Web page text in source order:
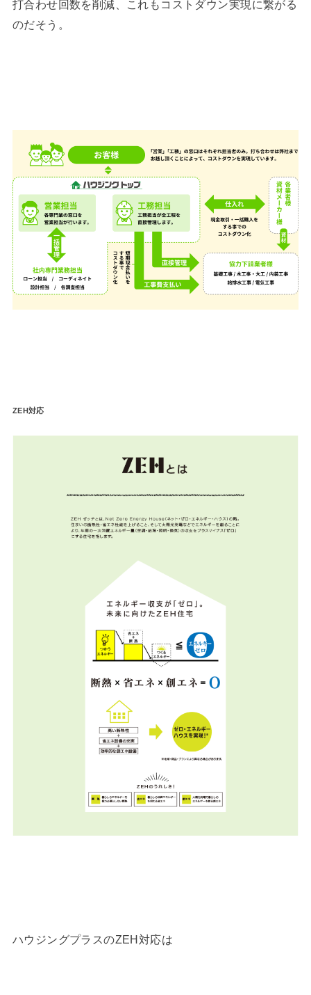
打合わせ回数を削減、これもコストダウン実現に繋がる
のだそう。
ZEH対応
ハウジングプラスのZEH対応は